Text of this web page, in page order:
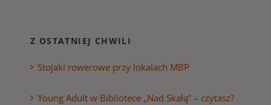
Z OSTATNIEJ CHWILI
Stojaki rowerowe przy lokalach MBP
Young Adult w Bibliotece „Nad Skałą” – czytasz?